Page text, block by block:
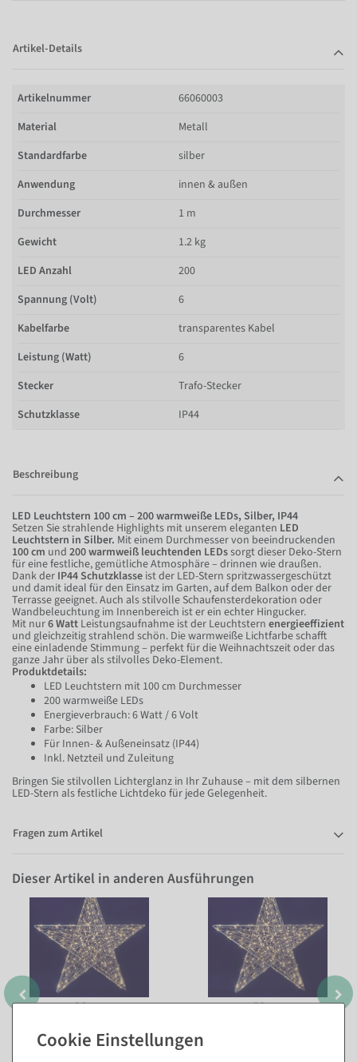
Artikel-Details
Artikelnummer
66060003
Material
Metall
Standardfarbe
silber
Anwendung
innen & außen
Durchmesser
1 m
Gewicht
1.2 kg
LED Anzahl
200
Spannung (Volt)
6
Kabelfarbe
transparentes Kabel
Leistung (Watt)
6
Stecker
Trafo-Stecker
Schutzklasse
IP44
Beschreibung
LED Leuchtstern 100 cm – 200 warmweiße LEDs, Silber, IP44
Setzen Sie strahlende Highlights mit unserem eleganten LED
Leuchtstern in Silber. Mit einem Durchmesser von beeindruckenden
100 cm und 200 warmweiß leuchtenden LEDssorgt dieser Deko-Stern
für eine festliche, gemütliche Atmosphäre – drinnen wie draußen.
Dank der IP44 Schutzklasse ist der LED-Stern spritzwassergeschützt
und damit ideal für den Einsatz im Garten, auf dem Balkon oder der
Terrasse geeignet. Auch als stilvolle Schaufensterdekoration oder
Wandbeleuchtung im Innenbereich ist er ein echter Hingucker.
Mit nur6 Watt Leistungsaufnahme ist der Leuchtstern energieeffizient
und gleichzeitig strahlend schön. Die warmweiße Lichtfarbe schafft
eine einladende Stimmung – perfekt für die Weihnachtszeit oder das
ganze Jahr über als stilvolles Deko-Element.
Produktdetails:
LED Leuchtstern mit 100 cm Durchmesser
200 warmweiße LEDs
Energieverbrauch: 6 Watt / 6 Volt
Farbe: Silber
Für Innen- & Außeneinsatz (IP44)
Inkl. Netzteil und Zuleitung
Bringen Sie stilvollen Lichterglanz in Ihr Zuhause – mit dem silbernen
LED-Stern als festliche Lichtdeko für jede Gelegenheit.
Fragen zum Artikel
Dieser Artikel in anderen Ausführungen
38 cm 58 cm